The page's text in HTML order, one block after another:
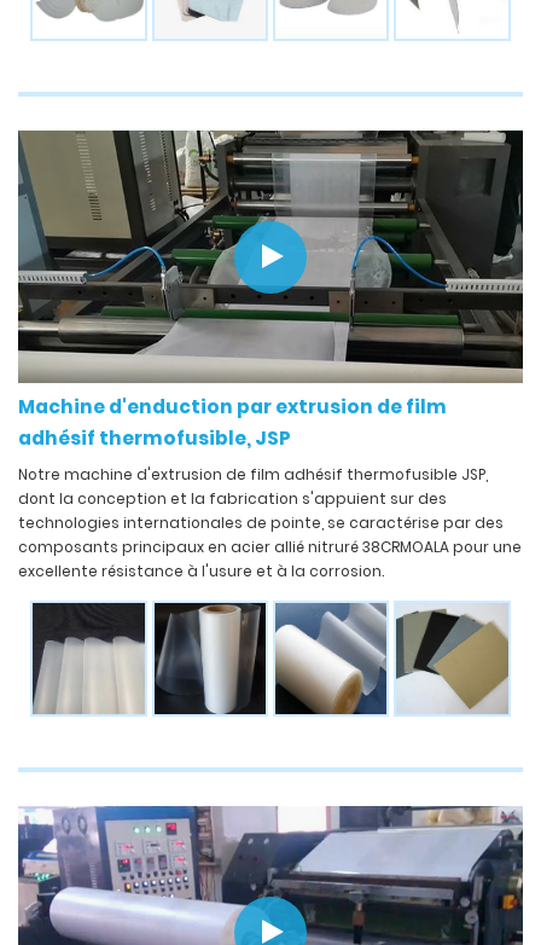
Machine d'enduction par extrusion de film
adhésif thermofusible, JSP
Notre machine d'extrusion de film adhésif thermofusible JSP,
dont la conception et la fabrication s'appuient sur des
technologies internationales de pointe, se caractérise par des
composants principaux en acier allié nitruré 38CRMOALA pour une
excellente résistance à l'usure et à la corrosion.